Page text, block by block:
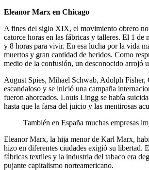
Eleanor Marx en Chicago
A fines del siglo XIX, el movimiento obrero
catorce horas en las fábricas y talleres. El 1 de
y 8 horas para vivir. En esa lucha por la vida
muertos y gran cantidad de heridos. Como
medio de la confusión, un desconocido arrojó
August Spies, Mihael Schwab, Adolph
escandaloso y se inició una campaña
fueron ahorcados. Louis Lingg se había
hasta que la farsa del juicio y las mentirosas
También en España muchas empresas
Eleanor Marx, la hija menor de Karl Marx,
hizo en diferentes ciudades exigió su libertad.
fábricas textiles y la industria del tabaco era
pujante capitalismo norteamericano.